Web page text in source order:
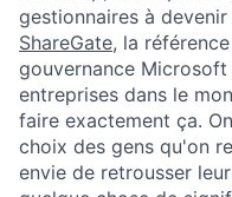
gestionnaires à
ShareGate, la
gouvernance
entreprises dans le
faire exactement ça.
choix des gens qu'on
envie de retrousser